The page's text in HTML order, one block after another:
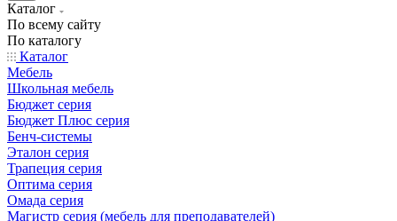
Каталог
По всему сайту
По каталогу
Каталог
Мебель
Школьная мебель
Бюджет серия
Бюджет Плюс серия
Бенч-системы
Эталон серия
Трапеция серия
Оптима серия
Омада серия
Магистр серия (мебель для преподавателей)